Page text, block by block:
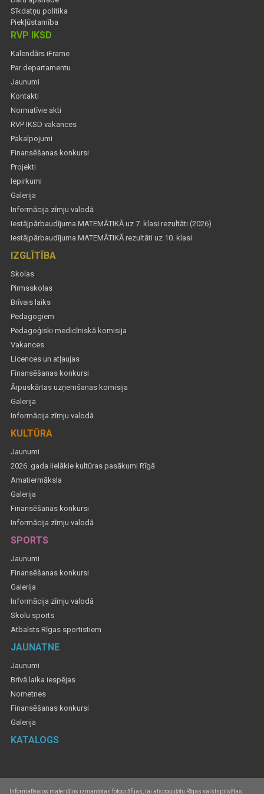
Sīkdatņu politika
Piekļūstamība
RVP IKSD
Kalendārs iFrame
Par departamentu
Jaunumi
Kontakti
Normatīvie akti
RVP IKSD vakances
Pakalpojumi
Finansēšanas konkursi
Projekti
Iepirkumi
Galerija
Informācija zīmju valodā
Iestājpārbaudījuma MATEMĀTIKĀ uz 7. klasi rezultāti (2026)
Iestājpārbaudījuma MATEMĀTIKĀ rezultāti uz 10. klasi
IZGLĪTĪBA
Skolas
Pirmsskolas
Brīvais laiks
Pedagogiem
Pedagoģiski medicīniskā komisija
Vakances
Licences un atļaujas
Finansēšanas konkursi
Ārpuskārtas uzņemšanas komisija
Galerija
Informācija zīmju valodā
KULTŪRA
Jaunumi
2026. gada lielākie kultūras pasākumi Rīgā
Amatiermāksla
Galerija
Finansēšanas konkursi
Informācija zīmju valodā
SPORTS
Jaunumi
Finansēšanas konkursi
Galerija
Informācija zīmju valodā
Skolu sports
Atbalsts Rīgas sportistiem
JAUNATNE
Jaunumi
Brīvā laika iespējas
Nometnes
Finansēšanas konkursi
Galerija
KATALOGS
Informatīvajos materiālos izmantotas fotogrāfijas, lai atspoguļotu Rīgas valstspilsētas